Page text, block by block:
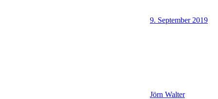
9. September 2019
Jörn Walter